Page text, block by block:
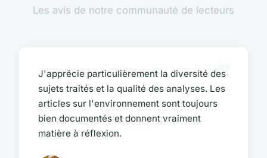
Les avis de notre communauté de lecteurs
J'apprécie particulièrement la diversité des
sujets traités et la qualité des analyses. Les
articles sur l'environnement sont toujours
bien documentés et donnent vraiment
matière à réflexion.